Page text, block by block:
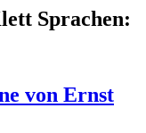
Sprachen:
von Ernst